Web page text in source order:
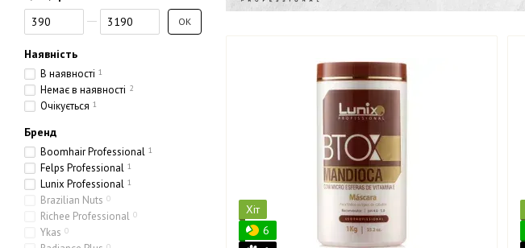
Хіт
6
Від Ціна, грн
До Ціна, грн ОК
Наявність
В наявності 1
Немає в наявності 2
Очікується 1
Бренд
Boomhair Professional 1
Felps Professional 1
Lunix Professional 1
Brazilian Nuts 0
Richee Professional 0
Ykas 0